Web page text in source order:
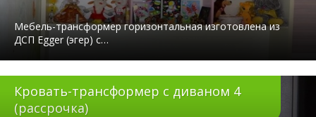
Мебель-трансформер горизонтальная изготовлена из
ДСП Egger (эгер) с…
Кровать-трансформер с диваном 4
(рассрочка)